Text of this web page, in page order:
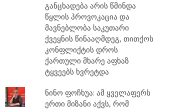
განცხადება არის წმინდა
წყლის პროვოკაცია და
მავნებლობა საკუთარი
ქვეყნის წინააღმდეგ, თითქოს
კონფლიქტის დროს
ქართული მხარე აფხაზ
ტყვეებს ხვრეტდა
ნინო ფოჩხუა: ამ ყველაფერს
ერთი მიზანი აქვს, რომ